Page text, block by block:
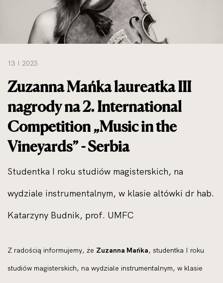
13 I 2023
Zuzanna Mańka laureatka III
nagrody na 2. International
Competition „Music in the
Vineyards” - Serbia
Studentka I roku studiów magisterskich, na
wydziale instrumentalnym, w klasie altówki dr hab.
Katarzyny Budnik, prof. UMFC
Z radością informujemy, że Zuzanna Mańka, studentka I roku
studiów magisterskich, na wydziale instrumentalnym, w klasie